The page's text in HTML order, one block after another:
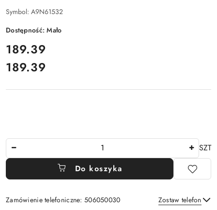
Symbol: A9N61532
Dostępność:Mało
cena:
189.39
Cena:
189.39
SZT
Do koszyka
Zamówienie telefoniczne: 506050030 Zostaw telefon